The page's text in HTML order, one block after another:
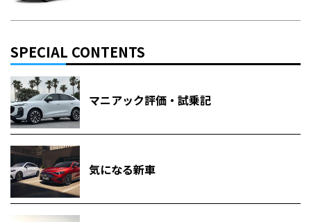
SPECIAL CONTENTS
マニアック評価・試乗記
気になる新車